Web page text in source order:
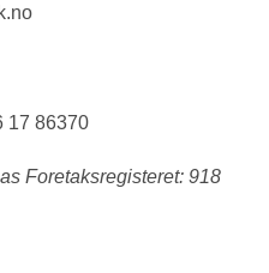
17 86370
Foretaksregisteret: 918